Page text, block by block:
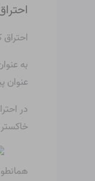
به
عنوان
در